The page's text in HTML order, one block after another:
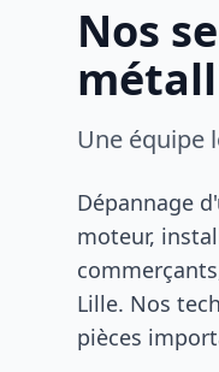
Nos
Une équipe
Dépannage
moteur,
Lille. Nos
pièces